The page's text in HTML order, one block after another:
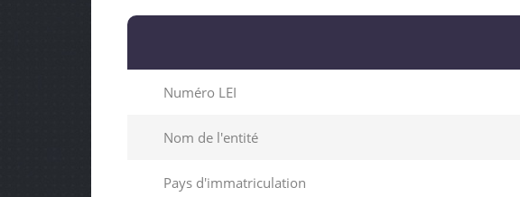
Numéro LEI
Nom de l'entité
Pays d'immatriculation